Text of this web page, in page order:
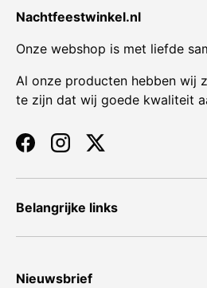
Nachtfeestwinkel.nl
Onze webshop is met liefde
Al onze producten hebben wij
te zijn dat wij goede kwaliteit
FacebookInstagramTwitter
Belangrijke links
Nieuwsbrief